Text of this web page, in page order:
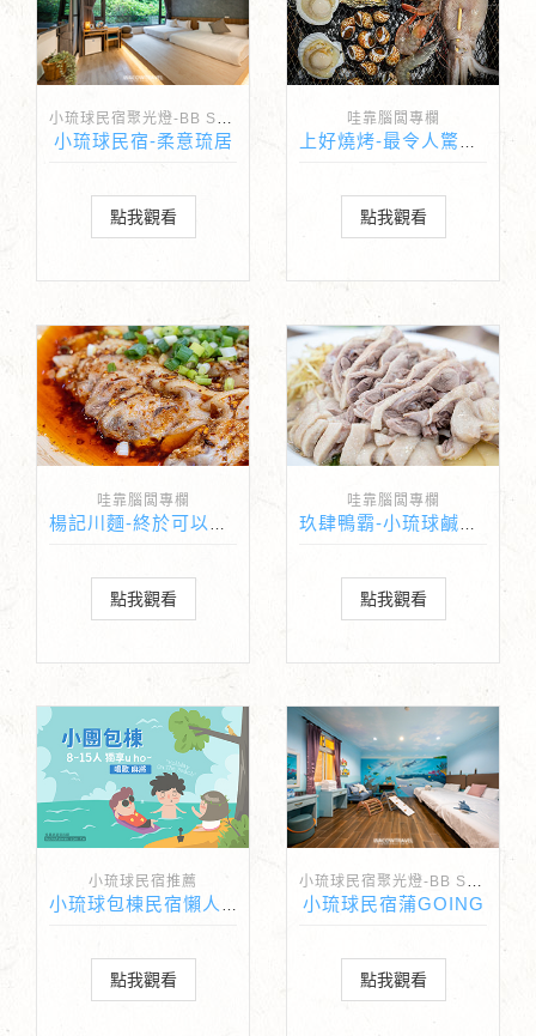
小琉球民宿聚光燈-BB Spotlight
小琉球民宿-柔意琉居
點我觀看
哇靠腦闆專欄
上好燒烤-最令人驚豔的食材品質與醃料口味
點我觀看
哇靠腦闆專欄
點我觀看
哇靠腦闆專欄
點我觀看
小琉球民宿推薦
小琉球包棟民宿懶人包(麻將桌 唱歌 廚房)
點我觀看
小琉球民宿聚光燈-BB Spotlight
小琉球民宿蒲GOING
點我觀看